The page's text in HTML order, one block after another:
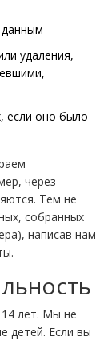
удаления,
если оно было
через
Тем не
собранных
написав нам
лет. Мы не
детей. Если вы